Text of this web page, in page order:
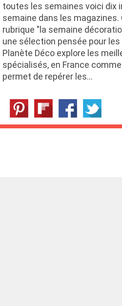
toutes les semaines voici dix
semaine dans les magazines.
rubrique "la semaine
une sélection pensée pour
Planète Déco explore les
spécialisés, en France
permet de repérer les…